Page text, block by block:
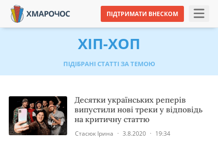
ПІДТРИМАТИ ВНЕСКОМ
ХІП-ХОП
ПІДІБРАНІ СТАТТІ ЗА ТЕМОЮ
Десятки українських реперів
випустили нові треки у відповідь
на критичну статтю
Стасюк Ірина · 3.8.2020 · 19:34